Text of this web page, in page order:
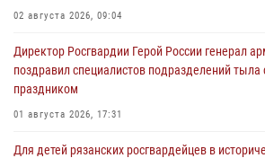
02 августа 2026, 09:04
Директор Росгвардии Герой России генерал
поздравил специалистов подразделений
праздником
01 августа 2026, 17:31
Для детей рязанских росгвардейцев в